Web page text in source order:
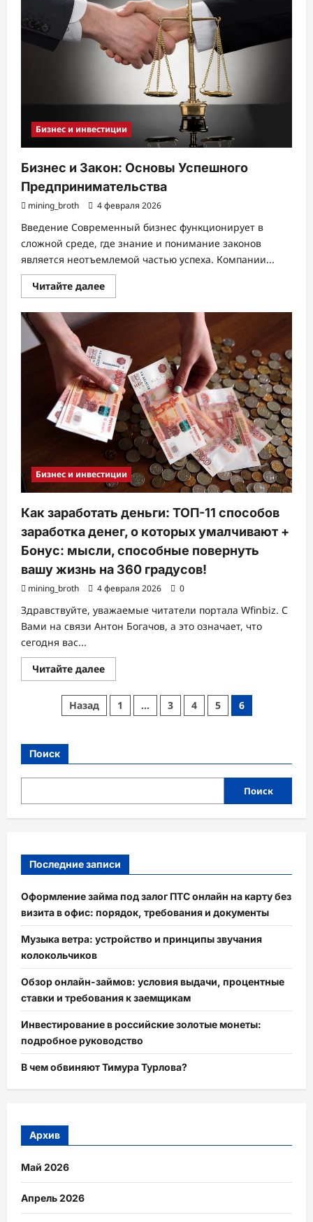
Современные
Решения
Различных
Потребностей
Бизнес и инвестиции
Бизнес и Закон: Основы Успешного
Предпринимательства
mining_broth 4 февраля 2026
Введение Современный бизнес функционирует в
сложной среде, где знание и понимание законов
является неотъемлемой частью успеха. Компании...
Читайте далееПрочитать
больше
Бизнес
Успешного
Предпринимательства
Бизнес и инвестиции
Как заработать деньги: ТОП-11 способов
заработка денег, о которых умалчивают +
Бонус: мысли, способные повернуть
вашу жизнь на 360 градусов!
mining_broth 4 февраля 2026 0
Здравствуйте, уважаемые читатели портала Wfinbiz. С
Вами на связи Антон Богачов, а это означает, что
сегодня вас...
Читайте далееПрочитать
больше
Как
заработать
деньги:
о
которых
Бонус:
мысли,
жизнь
на
360
Пагинация
Назад 1 … 3 4 5 6
Поиск
Поиск
Последние записи
Оформление займа под залог ПТС онлайн на карту без
визита в офис: порядок, требования и документы
Музыка ветра: устройство и принципы звучания
колокольчиков
Обзор онлайн-займов: условия выдачи, процентные
ставки и требования к заемщикам
Инвестирование в российские золотые монеты:
подробное руководство
В чем обвиняют Тимура Турлова?
Архив
Май 2026
Апрель 2026